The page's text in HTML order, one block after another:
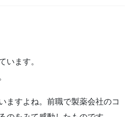
います。
ますよね。前職で製薬会社のコ